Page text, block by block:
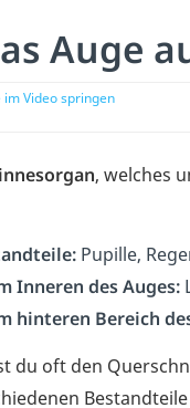
Auge
im Video springen
, welches
Pupille,
Inneren des Auges:
hinteren Bereich
du oft den